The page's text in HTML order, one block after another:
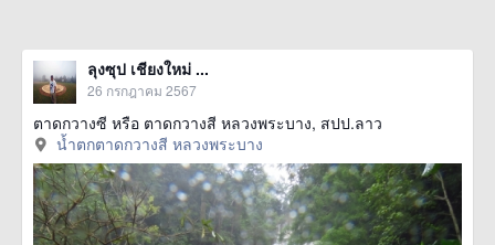
ลุงซุป เชียงใหม่ ...
26 กรกฎาคม 2567
ตาดกวางซี หรือ ตาดกวางสี หลวงพระบาง, สปป.ลาว
น้ำตกตาดกวางสี หลวงพระบาง